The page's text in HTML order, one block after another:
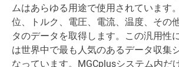
ムはあらゆる用途で使用されています
位、トルク、電圧、電流、温度、その
タのデータを取得します。この汎用性
は世界中で最も人気のあるデータ収集
なっています。MGCplusシステム内だ